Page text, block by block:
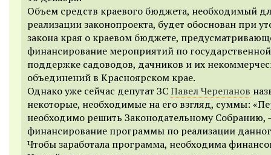
Объем средств краевого бюджета, необходимый
реализации законопроекта, будет обоснован при
закона края о краевом бюджете,
финансирование мероприятий по государственной
поддержке садоводов, дачников и их
объединений в Красноярском крае.
Однако уже сейчас депутат ЗСПавел Черепанов
некоторые, необходимые на его взгляд, суммы:
необходимо решить Законодательному Собранию,
финансирование программы по реализации
Чтобы заработала программа, необходима